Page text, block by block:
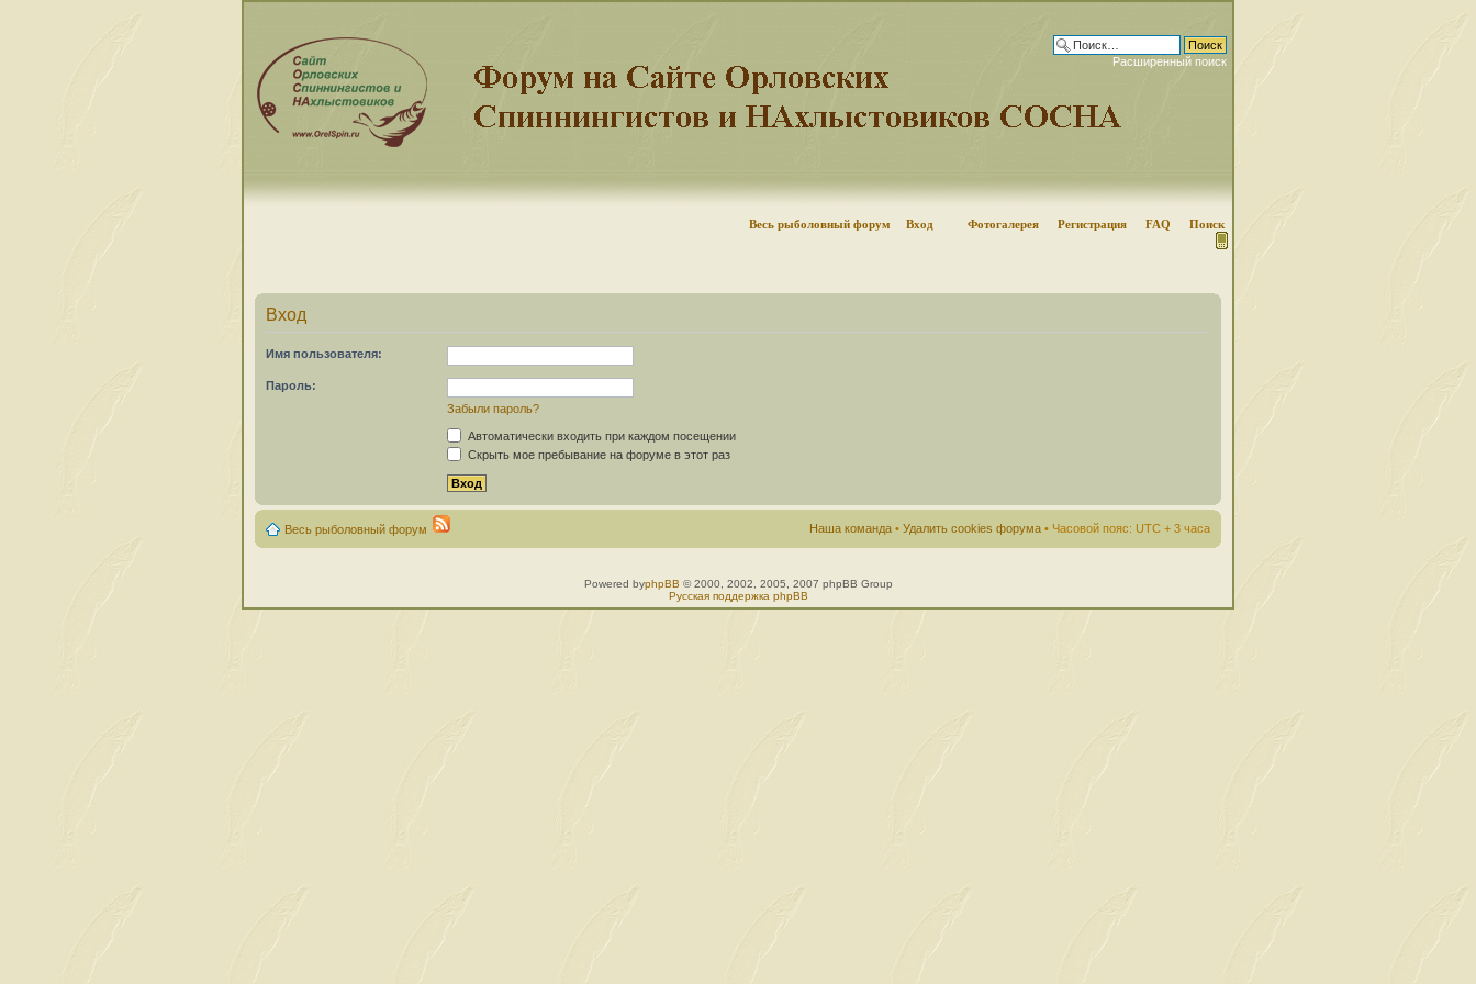
Расширенный поиск
Весь рыболовный форум Вход Фотогалерея Регистрация FAQ Поиск
Вход
Имя пользователя:
Пароль:
Забыли пароль?
Автоматически входить при каждом посещении
Скрыть мое пребывание на форуме в этот раз
Весь рыболовный форум Наша команда • Удалить cookies форума • Часовой пояс: UTC + 3 часа
Powered byphpBB © 2000, 2002, 2005, 2007 phpBB Group
Русская поддержка phpBB